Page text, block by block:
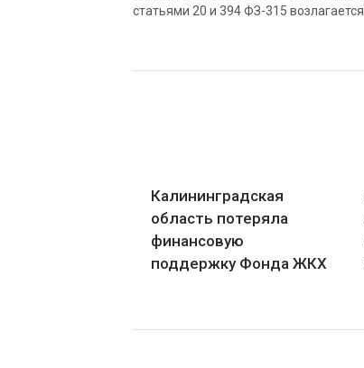
статьями 20 и 394 ФЗ-315
Калининградская
область потеряла
финансовую
поддержку Фонда ЖКХ